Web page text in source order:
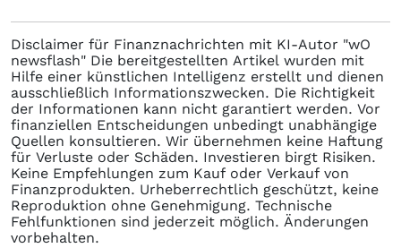
Disclaimer für Finanznachrichten mit KI-Autor "wO
newsflash" Die bereitgestellten Artikel wurden mit
Hilfe einer künstlichen Intelligenz erstellt und dienen
ausschließlich Informationszwecken. Die Richtigkeit
der Informationen kann nicht garantiert werden. Vor
finanziellen Entscheidungen unbedingt unabhängige
Quellen konsultieren. Wir übernehmen keine Haftung
für Verluste oder Schäden. Investieren birgt Risiken.
Keine Empfehlungen zum Kauf oder Verkauf von
Finanzprodukten. Urheberrechtlich geschützt, keine
Reproduktion ohne Genehmigung. Technische
Fehlfunktionen sind jederzeit möglich. Änderungen
vorbehalten.